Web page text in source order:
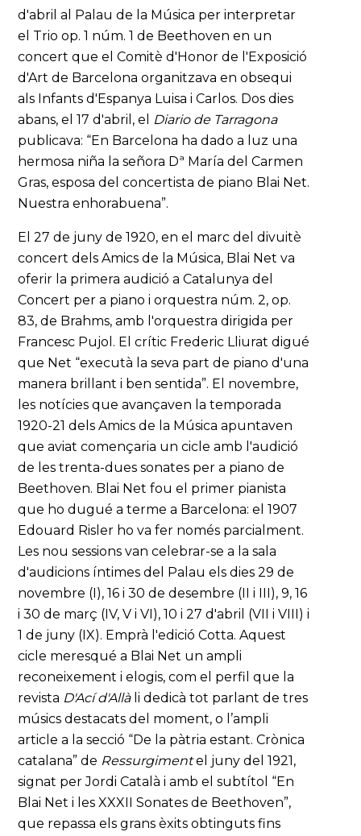
d'abril al Palau de la Música per interpretar
el Trio op. 1 núm. 1 de Beethoven en un
concert que el Comitè d'Honor de l'Exposició
d'Art de Barcelona organitzava en obsequi
als Infants d'Espanya Luisa i Carlos. Dos dies
abans, el 17 d'abril, el Diario de Tarragona
publicava: “En Barcelona ha dado a luz una
hermosa niña la señora Dª María del Carmen
Gras, esposa del concertista de piano Blai Net.
Nuestra enhorabuena”.
El 27 de juny de 1920, en el marc del divuitè
concert dels Amics de la Música, Blai Net va
oferir la primera audició a Catalunya del
Concert per a piano i orquestra núm. 2, op.
83, de Brahms, amb l'orquestra dirigida per
Francesc Pujol. El crític Frederic Lliurat digué
que Net “executà la seva part de piano d'una
manera brillant i ben sentida”. El novembre,
les notícies que avançaven la temporada
1920-21 dels Amics de la Música apuntaven
que aviat començaria un cicle amb l'audició
de les trenta-dues sonates per a piano de
Beethoven. Blai Net fou el primer pianista
que ho dugué a terme a Barcelona: el 1907
Edouard Risler ho va fer només parcialment.
Les nou sessions van celebrar-se a la sala
d'audicions íntimes del Palau els dies 29 de
novembre (I), 16 i 30 de desembre (II i III), 9, 16
i 30 de març (IV, V i VI), 10 i 27 d'abril (VII i VIII) i
1 de juny (IX). Emprà l'edició Cotta. Aquest
cicle meresqué a Blai Net un ampli
reconeixement i elogis, com el perfil que la
revista D'Ací d'Allàli dedicà tot parlant de tres
músics destacats del moment, o l’ampli
article a la secció “De la pàtria estant. Crònica
catalana” de Ressurgimentel juny del 1921,
signat per Jordi Català i amb el subtítol “En
Blai Net i les XXXII Sonates de Beethoven”,
que repassa els grans èxits obtinguts fins